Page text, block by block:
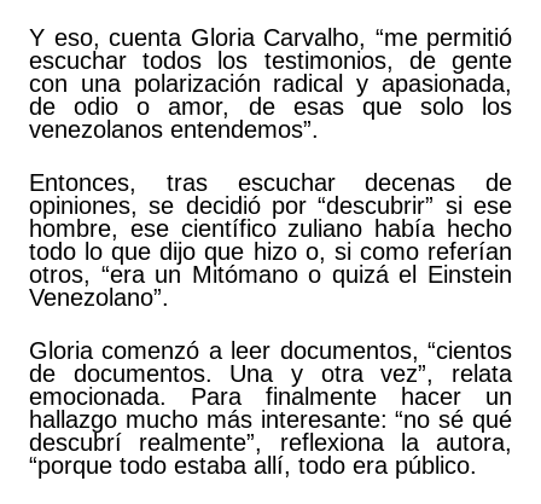
Y eso, cuenta Gloria Carvalho, “me permitió
escuchar todos los testimonios, de gente
con una polarización radical y apasionada,
de odio o amor, de esas que solo los
venezolanos entendemos”.
Entonces, tras escuchar decenas de
opiniones, se decidió por “descubrir” si ese
hombre, ese científico zuliano había hecho
todo lo que dijo que hizo o, si como referían
otros, “era un Mitómano o quizá el Einstein
Venezolano”.
Gloria comenzó a leer documentos, “cientos
de documentos. Una y otra vez”, relata
emocionada. Para finalmente hacer un
hallazgo mucho más interesante: “no sé qué
descubrí realmente”, reflexiona la autora,
“porque todo estaba allí, todo era público.